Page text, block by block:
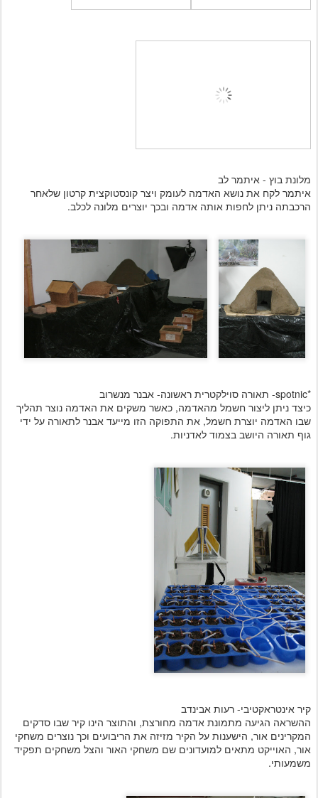
מלונת בוץ - איתמר לב
איתמר לקח את נושא האדמה לעומק ויצר קונסטוקצית קרטון שלאחר
הרכבתה ניתן לחפות אותה אדמה ובכך יוצרים מלונה לכלב.
*spotnic- תאורה סוילקטרית ראשונה- אבנר מנשרוב
כיצד ניתן ליצור חשמל מהאדמה, כאשר משקים את האדמה נוצר תהליך
שבו האדמה יוצרת חשמל, את התפוקה הזו מייעד אבנר לתאורה על ידי
גוף תאורה היושב בצמוד לאדניות.
קיר אינטראקטיבי- רעות אבינדב
ההשראה הגיעה מתמונת אדמה מחורצת, והתוצר הינו קיר שבו סדקים
המקרינים אור, הישענות על הקיר מזיזה את הריבועים וכך נוצרים משחקי
אור, האוייקט מתאים למועדונים שם משחקי האור והצל משחקים תפקיד
משמעותי.